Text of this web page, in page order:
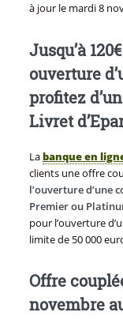
à jour le mardi 8
Jusqu’à
ouverture
profitez
Livret
Labanque en
clients une offre
l’ouverture d’une
Premier ou
pour l’ouverture
limite de 50 000
Offre
novembre